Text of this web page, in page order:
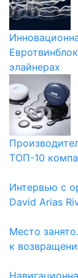
элайнерах
ТОП-10
Интервью с
David Arias
Место
к